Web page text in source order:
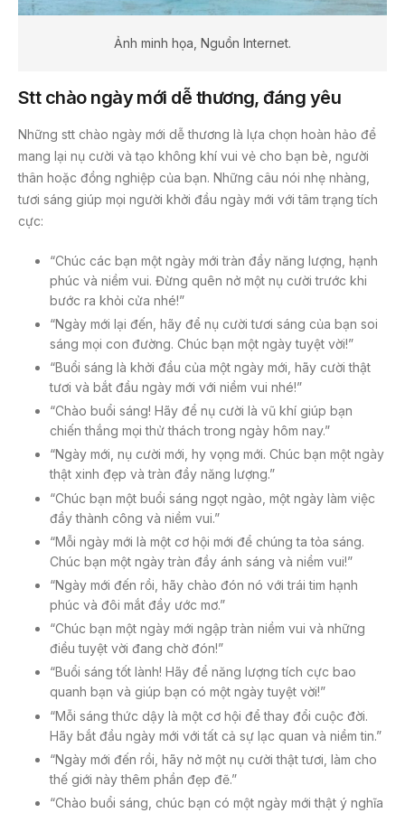
Ảnh minh họa, Nguồn Internet.
Stt chào ngày mới dễ thương, đáng yêu
Những stt chào ngày mới dễ thương là lựa chọn hoàn hảo để
mang lại nụ cười và tạo không khí vui vẻ cho bạn bè, người
thân hoặc đồng nghiệp của bạn. Những câu nói nhẹ nhàng,
tươi sáng giúp mọi người khởi đầu ngày mới với tâm trạng tích
cực:
“Chúc các bạn một ngày mới tràn đầy năng lượng, hạnh
phúc và niềm vui. Đừng quên nở một nụ cười trước khi
bước ra khỏi cửa nhé!”
“Ngày mới lại đến, hãy để nụ cười tươi sáng của bạn soi
sáng mọi con đường. Chúc bạn một ngày tuyệt vời!”
“Buổi sáng là khởi đầu của một ngày mới, hãy cười thật
tươi và bắt đầu ngày mới với niềm vui nhé!”
“Chào buổi sáng! Hãy để nụ cười là vũ khí giúp bạn
chiến thắng mọi thử thách trong ngày hôm nay.”
“Ngày mới, nụ cười mới, hy vọng mới. Chúc bạn một ngày
thật xinh đẹp và tràn đầy năng lượng.”
“Chúc bạn một buổi sáng ngọt ngào, một ngày làm việc
đầy thành công và niềm vui.”
“Mỗi ngày mới là một cơ hội mới để chúng ta tỏa sáng.
Chúc bạn một ngày tràn đầy ánh sáng và niềm vui!”
“Ngày mới đến rồi, hãy chào đón nó với trái tim hạnh
phúc và đôi mắt đầy ước mơ.”
“Chúc bạn một ngày mới ngập tràn niềm vui và những
điều tuyệt vời đang chờ đón!”
“Buổi sáng tốt lành! Hãy để năng lượng tích cực bao
quanh bạn và giúp bạn có một ngày tuyệt vời!”
“Mỗi sáng thức dậy là một cơ hội để thay đổi cuộc đời.
Hãy bắt đầu ngày mới với tất cả sự lạc quan và niềm tin.”
“Ngày mới đến rồi, hãy nở một nụ cười thật tươi, làm cho
thế giới này thêm phần đẹp đẽ.”
“Chào buổi sáng, chúc bạn có một ngày mới thật ý nghĩa